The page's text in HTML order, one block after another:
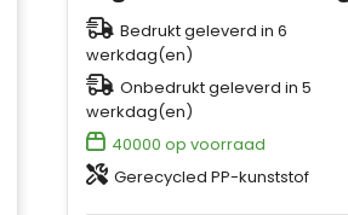
Bedrukt geleverd in 6
werkdag(en)
Onbedrukt geleverd in 5
werkdag(en)
40000 op voorraad
Gerecycled PP-kunststof